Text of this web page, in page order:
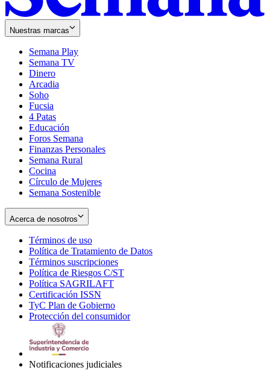
Nuestras marcas
Semana Play
Semana TV
Dinero
Arcadia
Soho
in
new
window
Fucsia
in
new
window
4 Patas
Educación
Foros Semana
Finanzas Personales
Semana Rural
Cocina
Círculo de Mujeres
Semana Sostenible
Acerca de nosotros
Términos de uso
in
new
window
Política de Tratamiento de Datos
Términos suscripciones
in
Política de Riesgos C/ST
Política SAGRILAFT
new
window
Certificación ISSN
in
new
TyC Plan de Gobierno
in
Protección del consumidorOpens
Notificaciones judiciales